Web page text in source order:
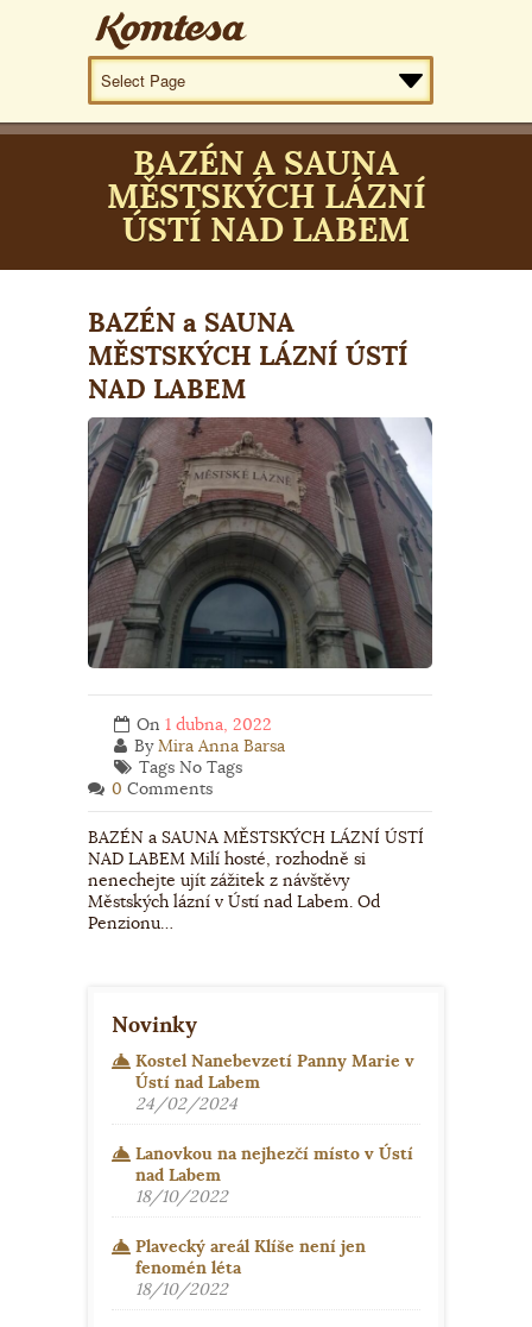
BAZÉN A SAUNA
MĚSTSKÝCH LÁZNÍ
ÚSTÍ NAD LABEM
BAZÉN a SAUNA
MĚSTSKÝCH LÁZNÍ ÚSTÍ
NAD LABEM
On 1 dubna, 2022
ByMira Anna Barsa
Tags No Tags
0 Comments
BAZÉN a SAUNA MĚSTSKÝCH LÁZNÍ ÚSTÍ
NAD LABEM Milí hosté, rozhodně si
nenechejte ujít zážitek z návštěvy
Městských lázní v Ústí nad Labem. Od
Penzionu…
Novinky
Kostel Nanebevzetí Panny Marie v
Ústí nad Labem
24/02/2024
Lanovkou na nejhezčí místo v Ústí
nad Labem
18/10/2022
Plavecký areál Klíše není jen
fenomén léta
18/10/2022